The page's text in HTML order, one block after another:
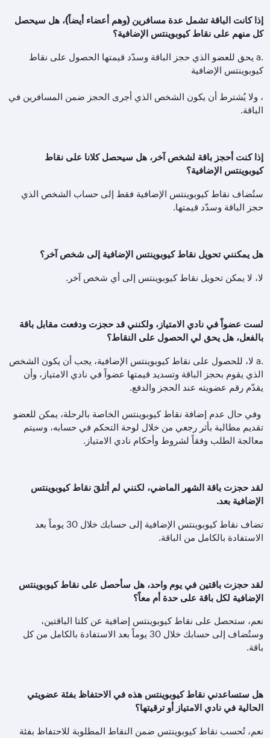
إذا كانت الباقة تشمل عدة مسافرين (وهم أعضاء أيضاً)، هل سيحصل
كل منهم على نقاط كيوبوينتس الإضافية؟
a. يحق للعضو الذي حجز الباقة وسدّد قيمتها الحصول على نقاط
كيوبوينتس الإضافية
، ولا يُشترط أن يكون الشخص الذي أجرى الحجز ضمن المسافرين في
الباقة.
إذا كنت أحجز باقة لشخص آخر، هل سيحصل كلانا على نقاط
كيوبوينتس الإضافية؟
ستُضاف نقاط كيوبوينتس الإضافية فقط إلى حساب الشخص الذي
حجز الباقة وسدّد قيمتها.
هل يمكنني تحويل نقاط كيوبوينتس الإضافية إلى شخص آخر؟
لا، لا يمكن تحويل نقاط كيوبوينتس إلى أي شخص آخر.
لست عضواً في نادي الامتياز، ولكنني قد حجزت ودفعت مقابل باقة
بالفعل، هل يحق لي الحصول على النقاط؟
a. لا، للحصول على نقاط كيوبوينتس الإضافية، يجب أن يكون الشخص
الذي يقوم بحجز الباقة وتسديد قيمتها عضواً في نادي الامتياز، وأن
يقدّم رقم عضويته عند الحجز والدفع.
وفي حال عدم إضافة نقاط كيوبوينتس الخاصة بالرحلة، يمكن للعضو
تقديم مطالبة بأثر رجعي من خلال لوحة التحكم في حسابه، وسيتم
معالجة الطلب وفقاً لشروط وأحكام نادي الامتياز.
لقد حجزت باقة الشهر الماضي، لكنني لم أتلقَ نقاط كيوبوينتس
الإضافية بعد.
تضاف نقاط كيوبوينتس الإضافية إلى حسابك خلال30 يوماً بعد
الاستفادة بالكامل من الباقة.
لقد حجزت باقتين في يوم واحد، هل سأحصل على نقاط كيوبوينتس
الإضافية لكل باقة على حدة أم معاً؟
نعم، ستحصل على نقاط كيوبوينتس إضافية عن كلتا الباقتين،
وستُضاف إلى حسابك خلال30 يوماً بعد الاستفادة بالكامل من كل
باقة.
هل ستساعدني نقاط كيوبوينتس هذه في الاحتفاظ بفئة عضويتي
الحالية في نادي الامتياز أو ترقيتها؟
نعم، تُحسب نقاط كيوبوينتس ضمن النقاط المطلوبة للاحتفاظ بفئة